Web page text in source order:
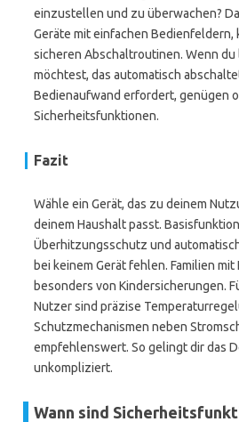
einzustellen und zu überwachen?
Geräte mit einfachen Bedienfeldern,
sicheren Abschaltroutinen. Wenn du
möchtest, das automatisch
Bedienaufwand erfordert, genügen
Sicherheitsfunktionen.
Fazit
Wähle ein Gerät, das zu deinem
deinem Haushalt passt.
Überhitzungsschutz und
bei keinem Gerät fehlen. Familien
besonders von Kindersicherungen.
Nutzer sind präzise
Schutzmechanismen neben
empfehlenswert. So gelingt dir das
unkompliziert.
Wann sind